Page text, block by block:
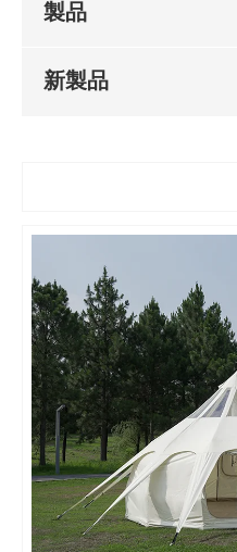
製品
新製品